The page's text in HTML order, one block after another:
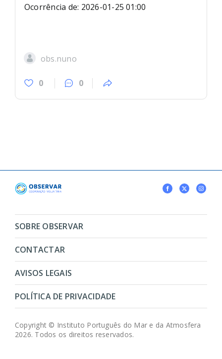
Ocorrência de: 2026-01-25 01:00
obs.nuno
0 0
SOBRE OBSERVAR
CONTACTAR
AVISOS LEGAIS
POLÍTICA DE PRIVACIDADE
Copyright © Instituto Português do Mar e da Atmosfera
2026. Todos os direitos reservados.